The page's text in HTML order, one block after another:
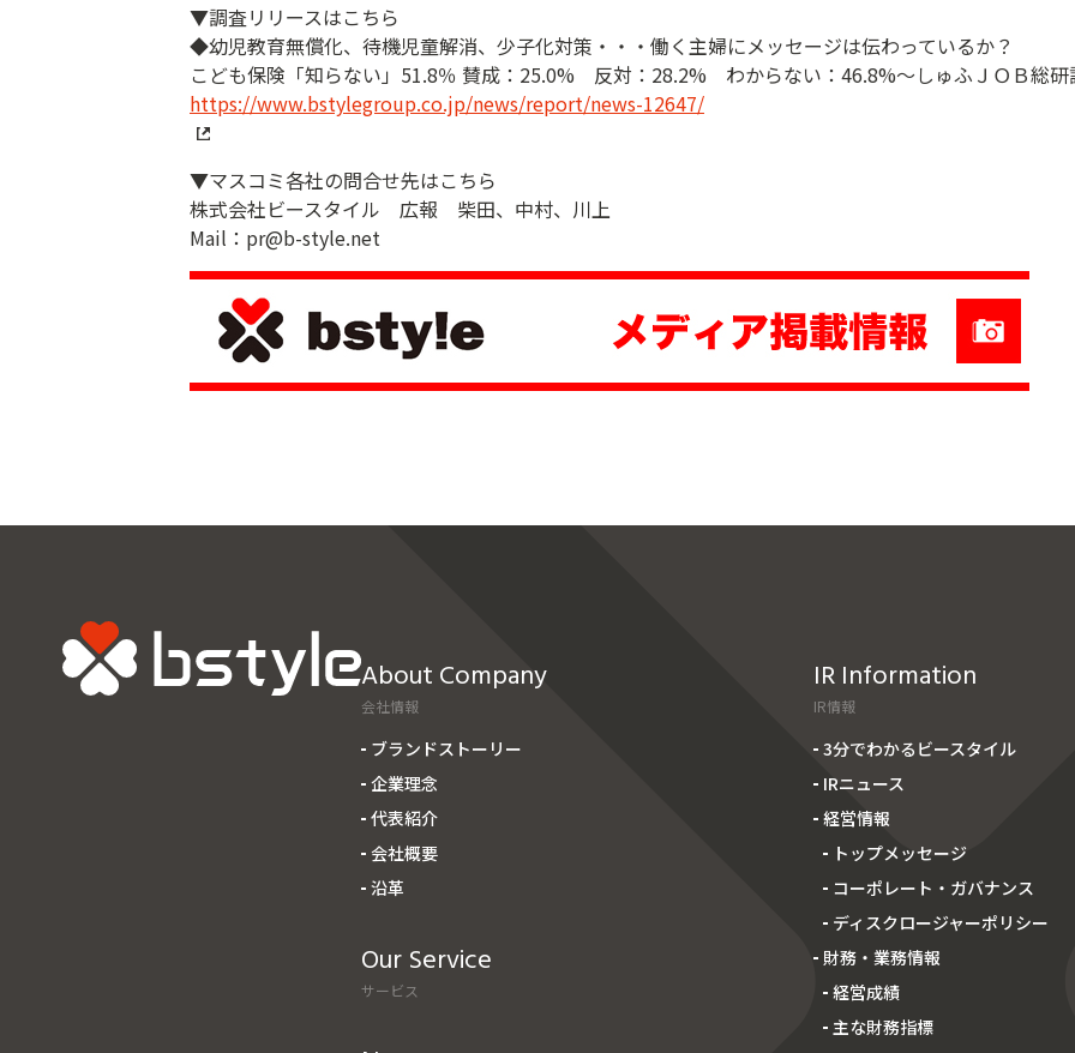
▼調査リリースはこちら
◆幼児教育無償化、待機児童解消、少子化対策・・・働く主婦にメッセージは伝わっているか？
こども保険「知らない」51.8％ 賛成：25.0% 反対：28.2% わからない：46.8%～しゅふＪＯＢ総研
https://www.bstylegroup.co.jp/news/report/news-12647/
▼マスコミ各社の問合せ先はこちら
株式会社ビースタイル 広報 柴田、中村、川上
Mail：pr@b-style.net
About Company
会社情報
ブランドストーリー
企業理念
代表紹介
会社概要
沿革
Our Service
サービス
IR Information
IR情報
3分でわかるビースタイル
IRニュース
経営情報
トップメッセージ
コーポレート・ガバナンス
ディスクロージャーポリシー
財務・業務情報
経営成績
主な財務指標